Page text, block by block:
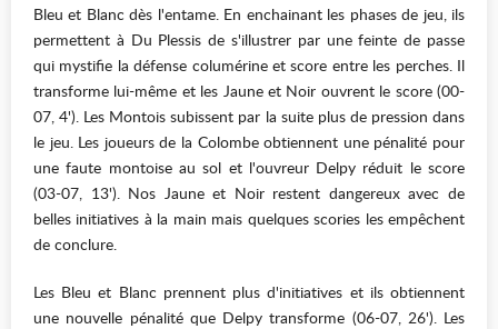
Bleu et Blanc dès l'entame. En enchainant les phases de jeu, ils
permettent à Du Plessis de s'illustrer par une feinte de passe
qui mystifie la défense columérine et score entre les perches. Il
transforme lui-même et les Jaune et Noir ouvrent le score (00-
07, 4'). Les Montois subissent par la suite plus de pression dans
le jeu. Les joueurs de la Colombe obtiennent une pénalité pour
une faute montoise au sol et l'ouvreur Delpy réduit le score
(03-07, 13'). Nos Jaune et Noir restent dangereux avec de
belles initiatives à la main mais quelques scories les empêchent
de conclure.
Les Bleu et Blanc prennent plus d'initiatives et ils obtiennent
une nouvelle pénalité que Delpy transforme (06-07, 26'). Les